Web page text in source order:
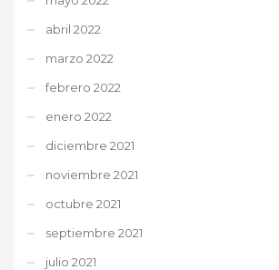
abril 2022
marzo 2022
febrero 2022
enero 2022
diciembre 2021
noviembre 2021
octubre 2021
septiembre 2021
julio 2021